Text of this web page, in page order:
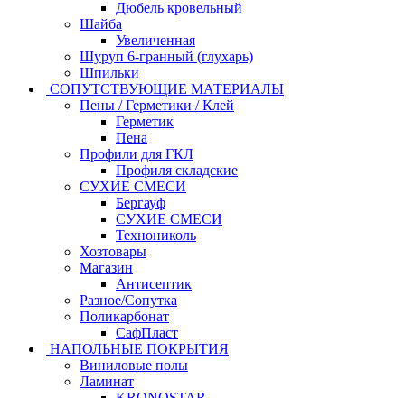
Дюбель кровельный
Шайба
Увеличенная
Шуруп 6-гранный (глухарь)
Шпильки
СОПУТСТВУЮЩИЕ МАТЕРИАЛЫ
Пены / Герметики / Клей
Герметик
Пена
Профили для ГКЛ
Профиля складские
СУХИЕ СМЕСИ
Бергауф
СУХИЕ СМЕСИ
Технониколь
Хозтовары
Магазин
Антисептик
Разное/Сопутка
Поликарбонат
СафПласт
НАПОЛЬНЫЕ ПОКРЫТИЯ
Виниловые полы
Ламинат